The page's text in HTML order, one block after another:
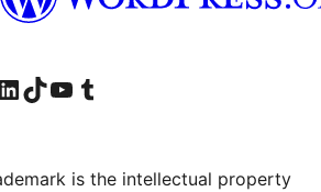
edin
LinkedIn hesabımızı ziyaret edinTikTok hesabımızı ziyaret edinYouTube kanalımızı ziyaret edinTumblr hesabımızı ziyaret edin
is the intellectual property